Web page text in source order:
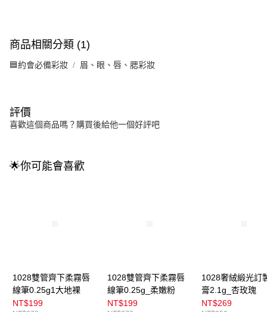
商品相關分類 (1)
🟦約會必備彩妝 眉、眼、唇、腮彩妝
評價
喜歡這個商品嗎？購買後給他一個好評吧
🌟你可能會喜歡
1028雙管齊下柔霧唇
線筆0.25g1大地裸
NT$199
1028雙管齊下柔霧唇
線筆0.25g_柔嫩粉
NT$199
1028奢絨緞光訂
膏2.1g_杏玫瑰
NT$269